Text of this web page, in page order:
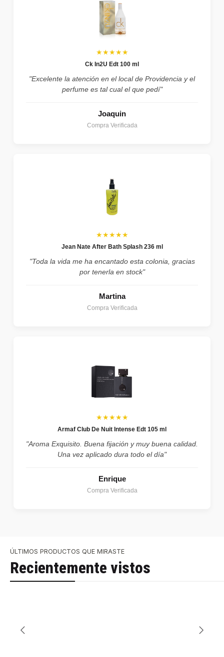
★★★★★
Ck In2U Edt 100 ml
"Excelente la atención en el local de Providencia y el
perfume es tal cual el que pedí"
Joaquin
Compra Verificada
★★★★★
Jean Nate After Bath Splash 236 ml
"Toda la vida me ha encantado esta colonia, gracias
por tenerla en stock"
Martina
Compra Verificada
★★★★★
Armaf Club De Nuit Intense Edt 105 ml
"Aroma Exquisito. Buena fijación y muy buena calidad.
Una vez aplicado dura todo el día"
Enrique
Compra Verificada
ÚLTIMOS PRODUCTOS QUE MIRASTE
Recientemente vistos